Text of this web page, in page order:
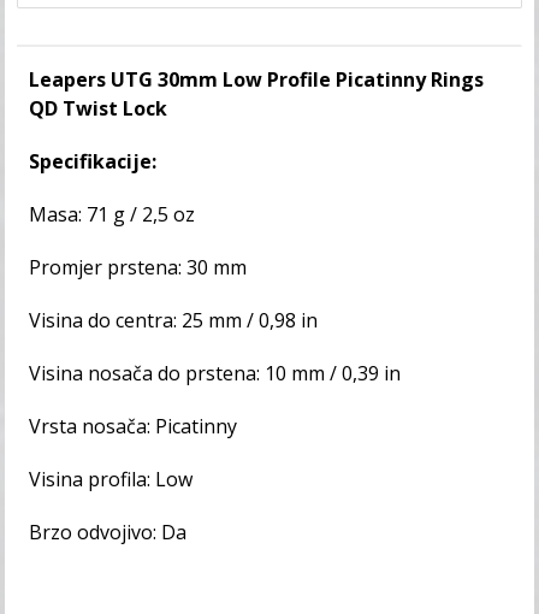
Leapers UTG 30mm Low Profile Picatinny Rings
QD Twist Lock
Specifikacije:
Masa: 71 g / 2,5 oz
Promjer prstena: 30 mm
Visina do centra: 25 mm / 0,98 in
Visina nosača do prstena: 10 mm / 0,39 in
Vrsta nosača: Picatinny
Visina profila: Low
Brzo odvojivo: Da